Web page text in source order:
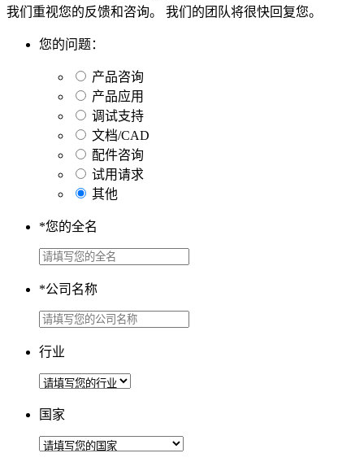
我们重视您的反馈和咨询。 我们的团队将很快回复您。
您的问题：
产品咨询
产品应用
调试支持
文档/CAD
配件咨询
试用请求
其他
*您的全名
*公司名称
行业
国家